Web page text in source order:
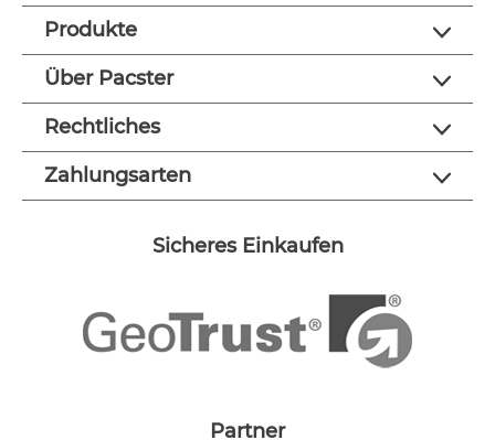
Produkte
Über Pacster
Rechtliches
Zahlungsarten
Sicheres Einkaufen
Partner